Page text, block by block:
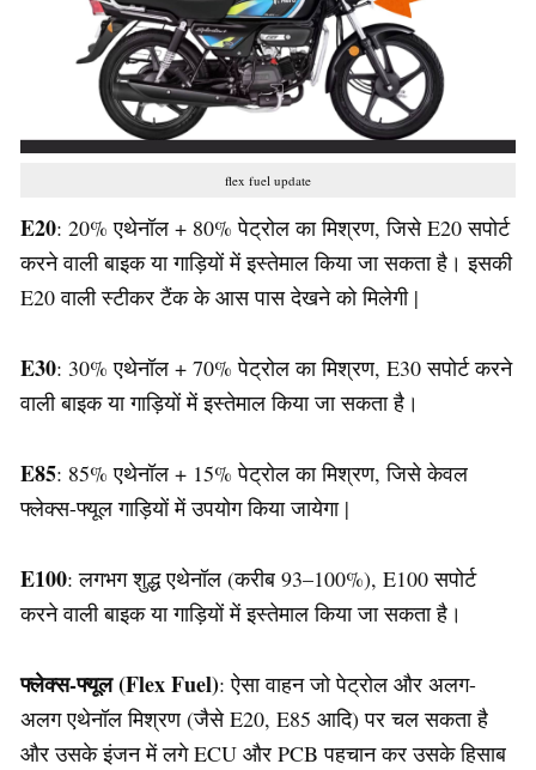
flex fuel update
E20: 20% एथेनॉल + 80% पेट्रोल का मिश्रण, जिसे E20 सपोर्ट
करने वाली बाइक या गाड़ियों में इस्तेमाल किया जा सकता है। इसकी
E20 वाली स्टीकर टैंक के आस पास देखने को मिलेगी |
E30: 30% एथेनॉल + 70% पेट्रोल का मिश्रण, E30 सपोर्ट करने
वाली बाइक या गाड़ियों में इस्तेमाल किया जा सकता है।
E85: 85% एथेनॉल + 15% पेट्रोल का मिश्रण, जिसे केवल
फ्लेक्स-फ्यूल गाड़ियों में उपयोग किया जायेगा |
E100: लगभग शुद्ध एथेनॉल (करीब 93–100%), E100 सपोर्ट
करने वाली बाइक या गाड़ियों में इस्तेमाल किया जा सकता है।
फ्लेक्स-फ्यूल (Flex Fuel): ऐसा वाहन जो पेट्रोल और अलग-
अलग एथेनॉल मिश्रण (जैसे E20, E85 आदि) पर चल सकता है
और उसके इंजन में लगे ECU और PCB पहचान कर उसके हिसाब